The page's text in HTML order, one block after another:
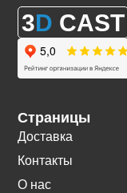
3D CAST
Страницы
Доставка
Контакты
О нас